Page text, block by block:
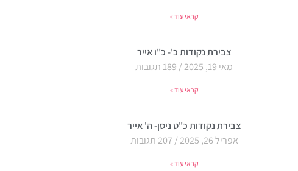
קראי עוד »
צבירת נקודות כ'- כ"ו אייר
מאי 19, 2025
קראי עוד »
צבירת נקודות כ"ט ניסן- ה' אייר
אפריל 26, 2025
קראי עוד »